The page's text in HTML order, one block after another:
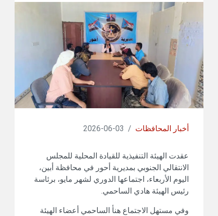
أخبار المحافظات /
03-06-2026
عقدت الهيئة التنفيذية للقيادة المحلية للمجلس
الانتقالي الجنوبي بمديرية أحور في محافظة أبين،
اليوم الأربعاء، اجتماعها الدوري لشهر مايو، برئاسة
رئيس الهيئة هادي الساحمي.
وفي مستهل الاجتماع هنأ الساحمي أعضاء الهيئة